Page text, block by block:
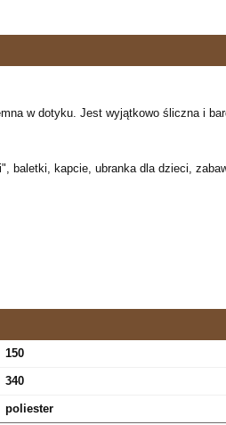
w dotyku. Jest wyjątkowo śliczna i
baletki, kapcie, ubranka dla dzieci,
150
340
poliester